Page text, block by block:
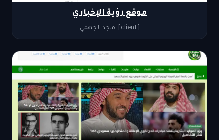
موقع رؤية الإخباري
[client]: ماجد الجهمي